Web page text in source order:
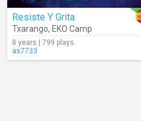
Resiste Y Grita
Txarango, EKO Camp
8 years | 799 plays
as7733